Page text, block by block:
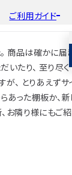
by Type and
種類
樹種
用途
平面加工
断面加工
表面仕上
塗装
ご利用ガイド
初め
ご注
お見積
変更・
納期
送料
作事例
塗装のみ
2D/3D
イメージ
商品は確かに届
いたり、 至り尽
、 とりあえず
あった棚板か、
お隣り様にもご